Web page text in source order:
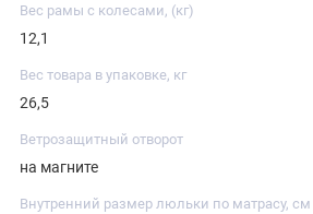
Вес рамы с колесами, (кг)
12,1
Вес товара в упаковке, кг
26,5
Ветрозащитный отворот
на магните
Внутренний размер люльки по матрасу, см